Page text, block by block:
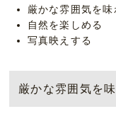
厳かな雰囲気を味
自然を楽しめる
写真映えする
厳かな雰囲気を